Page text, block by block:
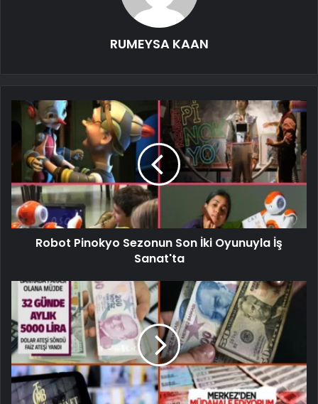
RUMEYSA KAAN
Robot Pinokyo Sezonun Son İki Oyunuyla İş
Sanat'ta